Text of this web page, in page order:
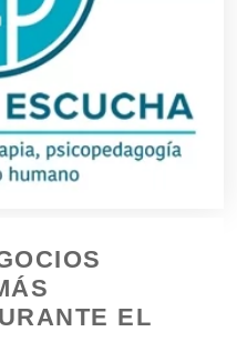
Alfombras
EL